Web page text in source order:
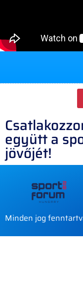
együtt a
jövőjét!
Minden jog